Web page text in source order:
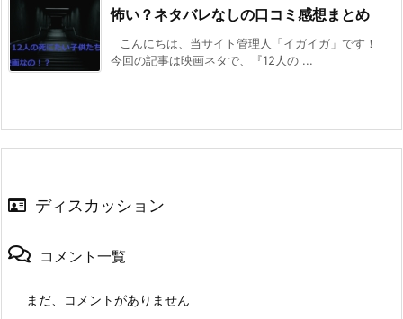
怖い？ネタバレなしの口コミ感想まとめ
こんにちは、当サイト管理人「イガイガ」です！
今回の記事は映画ネタで、『12人の ...
ディスカッション
コメント一覧
まだ、コメントがありません